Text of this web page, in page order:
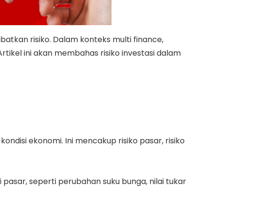
risiko. Dalam konteks multi finance,
ini akan membahas risiko investasi dalam
ekonomi. Ini mencakup risiko pasar, risiko
seperti perubahan suku bunga, nilai tukar